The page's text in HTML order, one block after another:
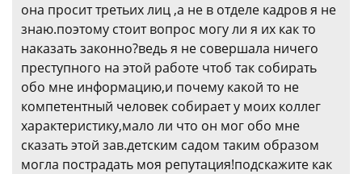
она просит третьих лиц ,а не в отделе кадров я не
знаю.поэтому стоит вопрос могу ли я их как то
наказать законно?ведь я не совершала ничего
преступного на этой работе чтоб так собирать
обо мне информацию,и почему какой то не
компетентный человек собирает у моих коллег
характеристику,мало ли что он мог обо мне
сказать этой зав.детским садом таким образом
могла пострадать моя репутация!подскажите как